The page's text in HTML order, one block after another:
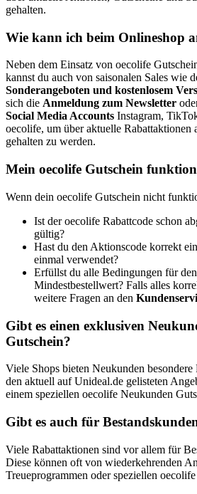
gehalten.
Wie kann ich beim Onlineshop
Neben dem Einsatz von oecolife
kannst du auch von saisonalen Sales wie
Sonderangeboten und kostenlosem
sich die Anmeldung zum Newsletter
Social Media Accounts Instagram,
oecolife, um über aktuelle Rabattaktionen
gehalten zu werden.
Mein oecolife Gutschein
Wenn dein oecolife Gutschein nicht
Ist der oecolife Rabattcode schon
gültig?
Hast du den Aktionscode korrekt
einmal verwendet?
Erfüllst du alle Bedingungen für
Mindestbestellwert? Falls alles
weitere Fragen an den
Gibt es einen exklusiven
Gutschein?
Viele Shops bieten Neukunden besondere
den aktuell auf Unideal.de gelisteten
einem speziellen oecolife Neukunden
Gibt es auch für
Viele Rabattaktionen sind vor allem für
Diese können oft von wiederkehrenden
Treueprogrammen oder speziellen